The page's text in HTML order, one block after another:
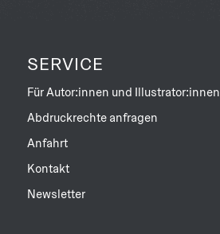
SERVICE
Für Autor:innen und Illustrator:innen
Abdruckrechte anfragen
Anfahrt
Kontakt
Newsletter